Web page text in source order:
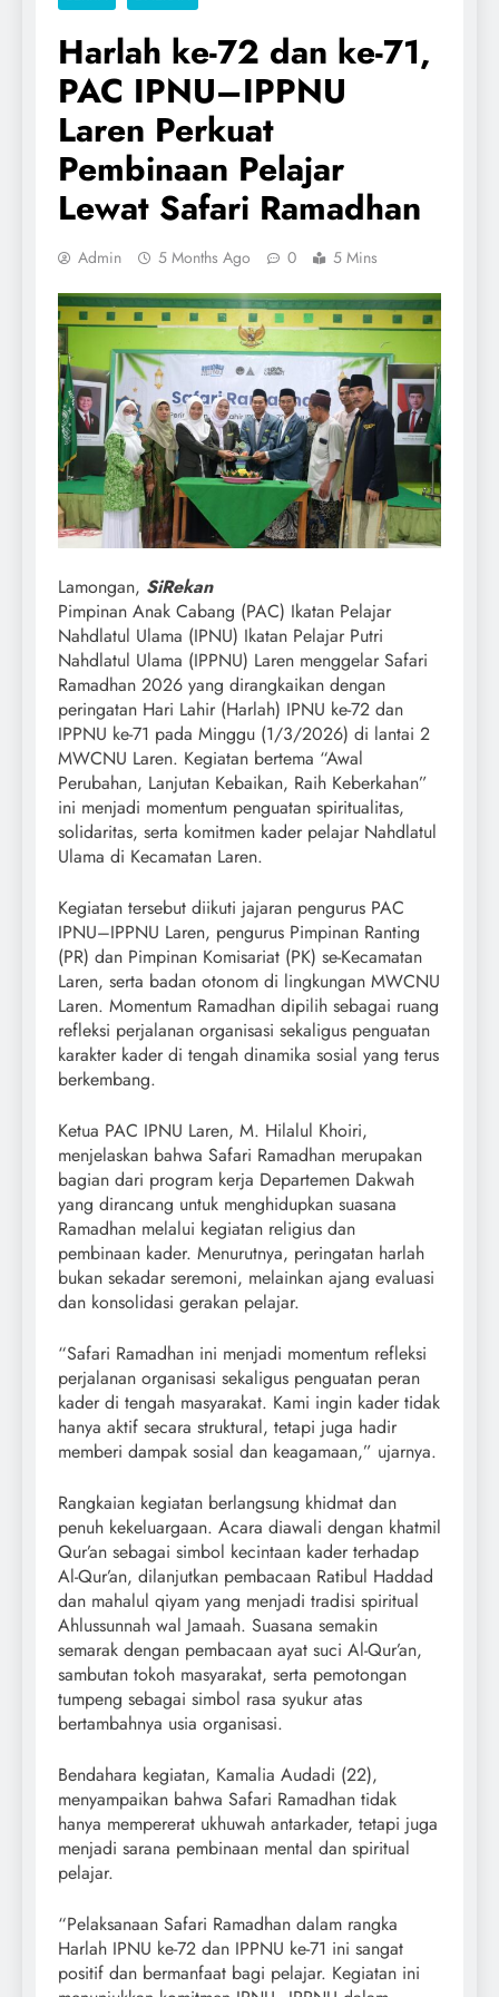
Harlah ke-72 dan ke-71,
PAC IPNU–IPPNU
Laren Perkuat
Pembinaan Pelajar
Lewat Safari Ramadhan
Admin 5 Months Ago 0 5 Mins
Lamongan, SiRekan
Pimpinan Anak Cabang (PAC) Ikatan Pelajar
Nahdlatul Ulama (IPNU) Ikatan Pelajar Putri
Nahdlatul Ulama (IPPNU) Laren menggelar Safari
Ramadhan 2026 yang dirangkaikan dengan
peringatan Hari Lahir (Harlah) IPNU ke-72 dan
IPPNU ke-71 pada Minggu (1/3/2026) di lantai 2
MWCNU Laren. Kegiatan bertema “Awal
Perubahan, Lanjutan Kebaikan, Raih Keberkahan”
ini menjadi momentum penguatan spiritualitas,
solidaritas, serta komitmen kader pelajar Nahdlatul
Ulama di Kecamatan Laren.
Kegiatan tersebut diikuti jajaran pengurus PAC
IPNU–IPPNU Laren, pengurus Pimpinan Ranting
(PR) dan Pimpinan Komisariat (PK) se-Kecamatan
Laren, serta badan otonom di lingkungan MWCNU
Laren. Momentum Ramadhan dipilih sebagai ruang
refleksi perjalanan organisasi sekaligus penguatan
karakter kader di tengah dinamika sosial yang terus
berkembang.
Ketua PAC IPNU Laren, M. Hilalul Khoiri,
menjelaskan bahwa Safari Ramadhan merupakan
bagian dari program kerja Departemen Dakwah
yang dirancang untuk menghidupkan suasana
Ramadhan melalui kegiatan religius dan
pembinaan kader. Menurutnya, peringatan harlah
bukan sekadar seremoni, melainkan ajang evaluasi
dan konsolidasi gerakan pelajar.
“Safari Ramadhan ini menjadi momentum refleksi
perjalanan organisasi sekaligus penguatan peran
kader di tengah masyarakat. Kami ingin kader tidak
hanya aktif secara struktural, tetapi juga hadir
memberi dampak sosial dan keagamaan,” ujarnya.
Rangkaian kegiatan berlangsung khidmat dan
penuh kekeluargaan. Acara diawali dengan khatmil
Qur’an sebagai simbol kecintaan kader terhadap
Al-Qur’an, dilanjutkan pembacaan Ratibul Haddad
dan mahalul qiyam yang menjadi tradisi spiritual
Ahlussunnah wal Jamaah. Suasana semakin
semarak dengan pembacaan ayat suci Al-Qur’an,
sambutan tokoh masyarakat, serta pemotongan
tumpeng sebagai simbol rasa syukur atas
bertambahnya usia organisasi.
Bendahara kegiatan, Kamalia Audadi (22),
menyampaikan bahwa Safari Ramadhan tidak
hanya mempererat ukhuwah antarkader, tetapi juga
menjadi sarana pembinaan mental dan spiritual
pelajar.
“Pelaksanaan Safari Ramadhan dalam rangka
Harlah IPNU ke-72 dan IPPNU ke-71 ini sangat
positif dan bermanfaat bagi pelajar. Kegiatan ini